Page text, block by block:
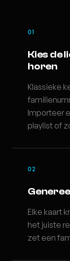
01
Kies de
horen
Klassieke
Importeer
playlist of
02
Elke kaart
het juiste
zet een